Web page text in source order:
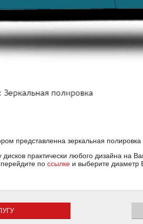
представленна зеркальная
практически любого дизайна на
по ссылке и выберите диаметр